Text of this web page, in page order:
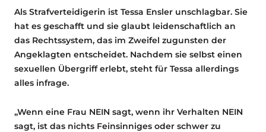
Als Strafverteidigerin ist Tessa Ensler unschlagbar. Sie
hat es geschafft und sie glaubt leidenschaftlich an
das Rechtssystem, das im Zweifel zugunsten der
Angeklagten entscheidet. Nachdem sie selbst einen
sexuellen Übergriff erlebt, steht für Tessa allerdings
alles infrage.
„Wenn eine Frau NEIN sagt, wenn ihr Verhalten NEIN
sagt, ist das nichts Feinsinniges oder schwer zu